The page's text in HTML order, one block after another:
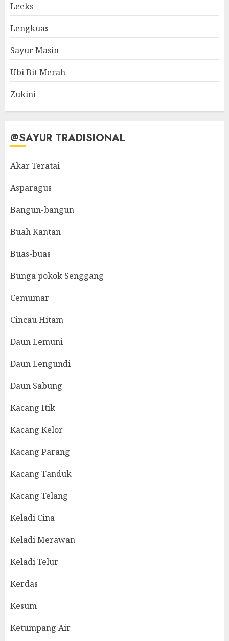
Leeks
Lengkuas
Sayur Masin
Ubi Bit Merah
Zukini
@SAYUR TRADISIONAL
Akar Teratai
Asparagus
Bangun-bangun
Buah Kantan
Buas-buas
Bunga pokok Senggang
Cemumar
Cincau Hitam
Daun Lemuni
Daun Lengundi
Daun Sabung
Kacang Itik
Kacang Kelor
Kacang Parang
Kacang Tanduk
Kacang Telang
Keladi Cina
Keladi Merawan
Keladi Telur
Kerdas
Kesum
Ketumpang Air